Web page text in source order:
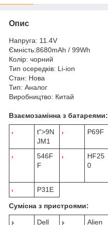
Опис
Напруга: 11.4V
Ємність:8680mAh / 99Wh
Колір: чорний
Тип осередків: Li-ion
Стан: Нова
Тип: Аналог
Виробництво: Китай
Взаємозамінна з батареями:
t">9N
JM1
P69F
546F
F
HF25
0
P31E
Сумісна з пристроями:
Dell
Alien